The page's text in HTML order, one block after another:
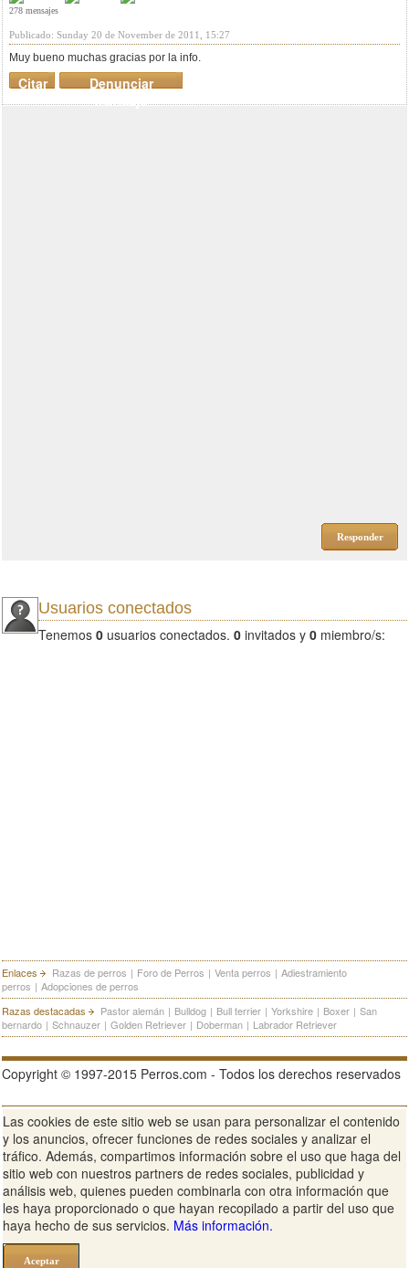
278 mensajes
Publicado: Sunday 20 de November de 2011, 15:27
Muy bueno muchas gracias por la info.
Denunciar
mensaje
Citar
Responder
Usuarios conectados
Tenemos 0 usuarios conectados. 0 invitados y 0 miembro/s:
Enlaces Razas de perros | Foro de Perros | Venta perros | Adiestramiento
perros | Adopciones de perros
Razas destacadas
Pastor alemán | Bulldog | Bull terrier | Yorkshire | Boxer | San
bernardo | Schnauzer | Golden Retriever | Doberman | Labrador Retriever
Copyright © 1997-2015 Perros.com - Todos los derechos reservados
Publicidad en Perros.com | Contacte | Aviso Legal Política de
privacidad | Condiciones de uso
Ver sitio web completo
Las cookies de este sitio web se usan para personalizar el contenido
y los anuncios, ofrecer funciones de redes sociales y analizar el
tráfico. Además, compartimos información sobre el uso que haga del
sitio web con nuestros partners de redes sociales, publicidad y
análisis web, quienes pueden combinarla con otra información que
les haya proporcionado o que hayan recopilado a partir del uso que
haya hecho de sus servicios. Más información.